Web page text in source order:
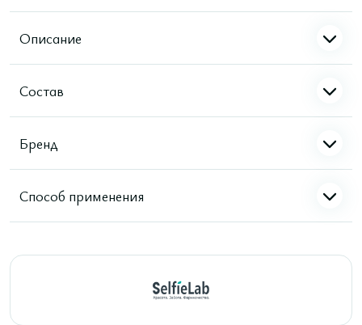
Описание
Состав
Бренд
Способ применения